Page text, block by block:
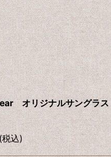
オリジナルサングラ
税込)